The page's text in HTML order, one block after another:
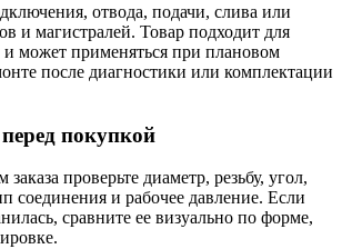
отвода, подачи, слива или
и магистралей. Товар подходит для
может применяться при плановом
после диагностики или комплектации
покупкой
проверьте диаметр, резьбу, угол,
соединения и рабочее давление. Если
сравните ее визуально по форме,